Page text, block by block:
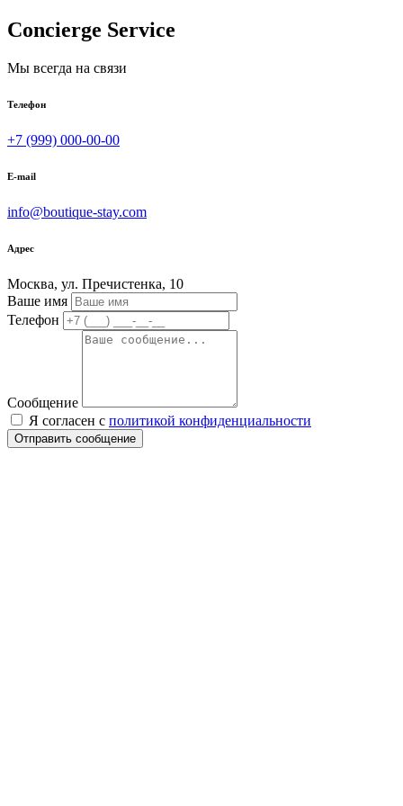
Concierge Service
Мы всегда на связи
Телефон
+7 (999) 000-00-00
E-mail
info@boutique-stay.com
Адрес
Москва, ул. Пречистенка, 10
Ваше имя
Телефон
Сообщение
Я согласен с политикой конфиденциальности
Отправить сообщение